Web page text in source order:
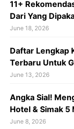
11+
Dari Yang
June 18, 2026
Daftar Lengkap
Terbaru Untuk
June 13, 2026
Angka Sial!
Hotel & Simak 5
June 8, 2026